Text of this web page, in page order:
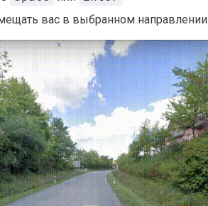
вас в выбранном направлении